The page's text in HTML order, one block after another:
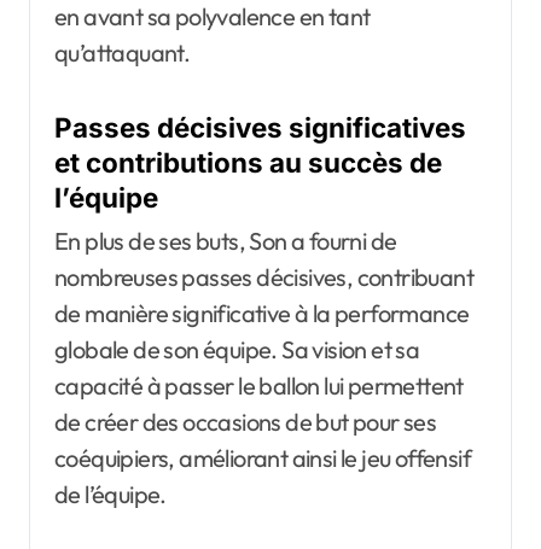
en avant sa polyvalence en tant
qu’attaquant.
Passes décisives significatives
et contributions au succès de
l’équipe
En plus de ses buts, Son a fourni de
nombreuses passes décisives, contribuant
de manière significative à la performance
globale de son équipe. Sa vision et sa
capacité à passer le ballon lui permettent
de créer des occasions de but pour ses
coéquipiers, améliorant ainsi le jeu offensif
de l’équipe.